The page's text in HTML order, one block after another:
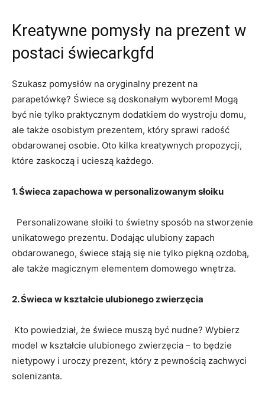
Kreatywne pomysły na prezent w
postaci świecarkgfd
Szukasz pomysłów na oryginalny prezent ‍na
parapetówkę? Świece⁤ są doskonałym ‍wyborem!⁣ Mogą⁤
być nie tylko praktycznym ⁣dodatkiem do wystroju domu,
ale także osobistym prezentem, który sprawi radość
obdarowanej osobie. Oto kilka kreatywnych propozycji,
które ​zaskoczą i ​ucieszą każdego.
1. ‌Świeca zapachowa⁢ w⁢ personalizowanym słoiku
​ ⁢ Personalizowane słoiki to⁣ świetny ⁤sposób⁣ na stworzenie
unikatowego prezentu. Dodając ulubiony zapach
obdarowanego, świece stają się nie⁢ tylko piękną ‌ozdobą,
ale także magicznym elementem domowego wnętrza.
2. Świeca w⁢ kształcie ulubionego zwierzęcia
​‍ ​Kto powiedział, że‍ świece muszą być ⁣nudne? Wybierz
‌model ⁢w kształcie ulubionego zwierzęcia – to będzie
nietypowy i uroczy⁣ prezent, który z ‌pewnością zachwyci
solenizanta.